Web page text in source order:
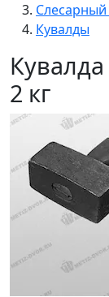
Кувалды
2 кг